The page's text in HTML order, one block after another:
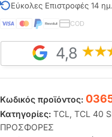
Εύκολες Επιστροφές 14 ημ.
COD
4,8
Κωδικός προϊόντος:
Κατηγορίες: TCL, TCL 40
ΠΡΟΣΦΟΡΕΣ